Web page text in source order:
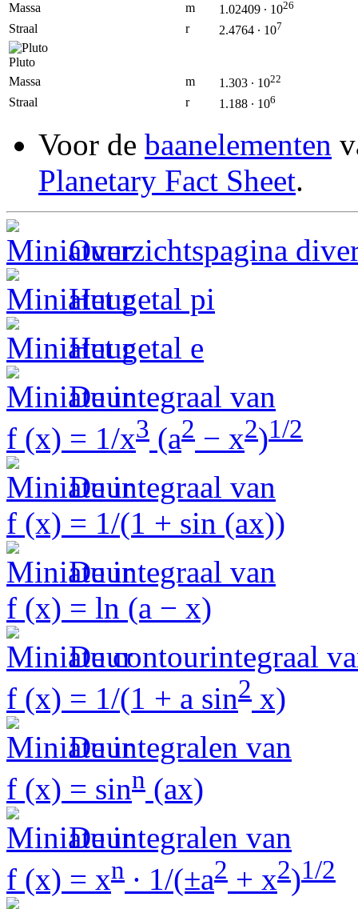
Massa m 1.02409 ∙ 1026
Straal r 2.4764 ∙ 107
Pluto
Massa
m 1.303 ∙ 1022
Straal r 1.188 ∙ 106
Voor de baanelementen
Planetary Fact Sheet.
Overzichtspagina
Het getal pi
Het getal e
De integraal van
f (x) = 1/x3 (a2 − x2)1/2
De integraal van
f (x) = 1/(1 + sin (ax))
De integraal van
f (x) = ln (a − x)
De contourintegraal
f (x) = 1/(1 + a sin2 x)
De integralen van
f (x) = sinn (ax)
De integralen van
f (x) = xn ∙ 1/(±a2 + x2)1/2